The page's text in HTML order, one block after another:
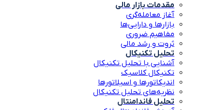
مقدمات بازار مالی
آغاز معامله‌گری
بازارها و دارایی‌ها
مفاهیم ضروری
ثروت و رشد مالی
تحلیل تکنیکال
آشنایی با تحلیل تکنیکال
تکنیکال کلاسیک
اندیکاتورها و اسیلاتورها
نظریه‌های تحلیل تکنیکال
تحلیل فاندامنتال